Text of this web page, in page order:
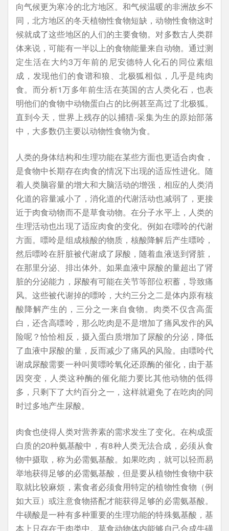
向气候更为寒冷的北方地区。和气候温暖的非洲故乡不
同，北方地区的冬天植物性食物短缺，动物性食物这时
候就成了这些地区的人们的主要食物。对多数古人类群
体来说，可能有一半以上的食物能量来自动物。通过测
定生活在大约3万年前的尼安德特人化石的同位素组
成，发现他们的食谱和狼、北极狐相似，几乎是纯肉
食。而分析1万多年前生活在英国的古人类化石，也表
明他们的食物中动物蛋白占的比例甚至高过了北极狐。
直到今天，世界上残存的以捕猎-采集为生的原始部落
中，大多数仍主要以动物性食物为食。
人类的身体结构和生理功能在某些方面也更适合肉食，
是食物中长期存在肉食的情况下出现的适应性进化。随
着人类脑容量的增大和大脑活动的增强，相应的人类消
化道的容量减小了，消化道的代谢活动也减弱了，更接
近于肉食动物而不是草食动物。在分子水平上，人类的
生理活动也出现了适应肉食的变化。例如在嘌呤的代谢
方面。嘌呤是组成核酸的物质，核酸降解后产生嘌呤，
然后嘌呤在肝脏被代谢成了尿酸，随着血液送到肾脏，
在那里分泌、排出体外。如果血液中尿酸的量超出了肾
脏的分泌能力，尿酸有可能在关节等部位积蓄，导致痛
风。这些被代谢掉的嘌呤，大约三分之二是体内原有核
酸降解产生的，三分之一来自食物。肉类不仅含高蛋
白，还含高嘌呤，那么吃肉是不是增加了痛风发作的风
险呢？恰恰相反，摄入蛋白质增加了尿酸的分泌，降低
了血液中尿酸的量，反而减少了痛风的风险。由嘌呤代
谢成尿酸需要一种叫黄嘌呤氧化还原酶的催化，由于基
因突变，人类这种酶的催化能力要比其他动物的低得
多，只剩下了大约百分之一，这样就避免了在吃肉的同
时过多地产生尿酸。
肉食也使得人类对营养素的需求发生了变化。在构成蛋
白质的20种氨基酸中，有8种人类无法合成，必须从食
物中摄取，称为必需氨基酸。如果吃肉，就可以轻而易
举地获得足够的必需氨基酸，但是要从植物性食物中获
取就比较麻烦，素食者必须食用特定的植物性食物（例
如大豆）或注意食物搭配才能获得足够的必需氨基酸。
牛磺酸是一种有多种重要的生理功能的特殊氨基酸，基
本上只存在于肉类中。草食动物体内能够自己合成牛磺